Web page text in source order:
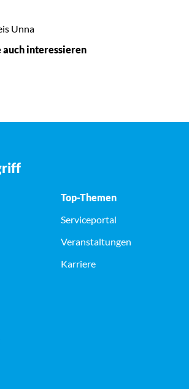
Unna
auch interessieren
Top-Themen
Serviceportal
Veranstaltungen
Karriere